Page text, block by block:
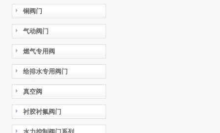
铜阀门
气动阀门
燃气专用阀
给排水专用阀门
真空阀
衬胶衬氟阀门